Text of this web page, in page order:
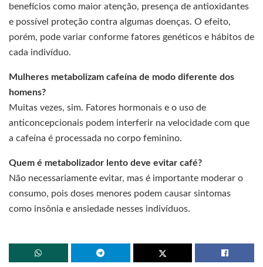
benefícios como maior atenção, presença de antioxidantes
e possível proteção contra algumas doenças. O efeito,
porém, pode variar conforme fatores genéticos e hábitos de
cada indivíduo.
Mulheres metabolizam cafeína de modo diferente dos
homens?
Muitas vezes, sim. Fatores hormonais e o uso de
anticoncepcionais podem interferir na velocidade com que
a cafeína é processada no corpo feminino.
Quem é metabolizador lento deve evitar café?
Não necessariamente evitar, mas é importante moderar o
consumo, pois doses menores podem causar sintomas
como insônia e ansiedade nesses indivíduos.